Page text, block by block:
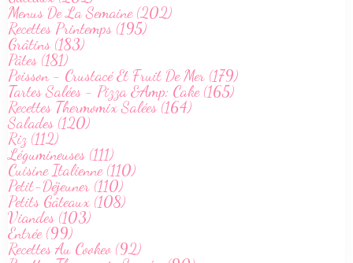
Menus De La Semaine (202)
Recettes Printemps (195)
Grâtins (183)
Pâtes (181)
Poisson - Crustacé Et Fruit De Mer (179)
Tartes Salées - Pizza &Amp; Cake (165)
Recettes Thermomix Salées (164)
Salades (120)
Riz (112)
Légumineuses (111)
Cuisine Italienne (110)
Petit-Déjeuner (110)
Petits Gâteaux (108)
Viandes (103)
Entrée (99)
Recettes Au Cookeo (92)